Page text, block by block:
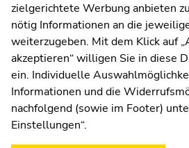
UNI for LIFE
GmbH
Palais Kottulinsky,
zielgerichtete Werbung anbieten
nötig Informationen an die
weiterzugeben. Mit dem Klick auf
akzeptieren“ willigen Sie in diese
ein. Individuelle
Informationen und die
nachfolgend (sowie im Footer)
Einstellungen“.